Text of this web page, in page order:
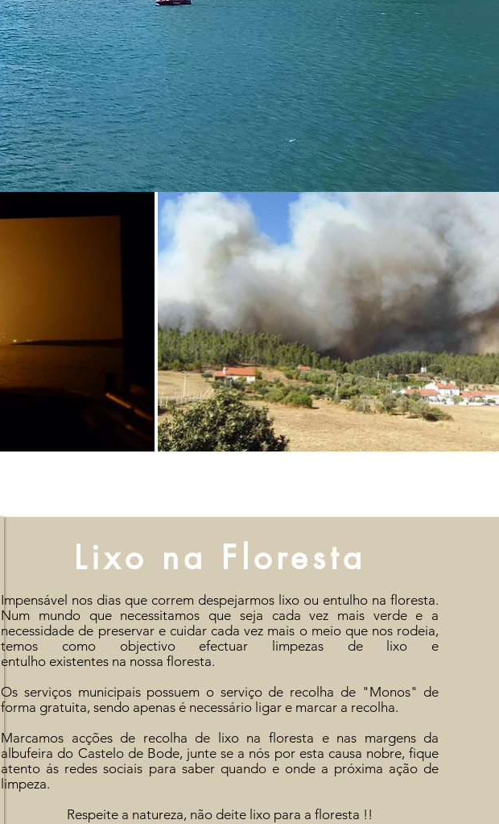
Lixo na Floresta
Impensável nos dias que correm despejarmos lixo ou entulho na floresta.
Num mundo que necessitamos que seja cada vez mais verde e a
necessidade de preservar e cuidar cada vez mais o meio que nos rodeia,
temos como objectivo efectuar limpezas de lixo e
entulho existentes na nossa floresta.
Os serviços municipais possuem o serviço de recolha de "Monos" de
forma gratuita, sendo apenas é necessário ligar e marcar a recolha.
Marcamos acções de recolha de lixo na floresta e nas margens da
albufeira do Castelo de Bode, junte se a nós por esta causa nobre, fique
atento ás redes sociais para saber quando e onde a próxima ação de
limpeza.
Respeite a natureza, não deite lixo para a floresta !!